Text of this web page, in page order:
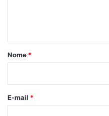
r
*
Nome *
E-mail *